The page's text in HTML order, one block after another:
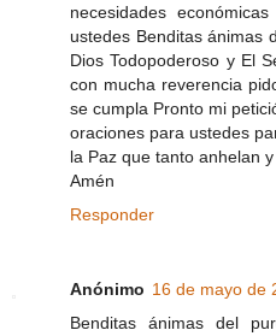
necesidades
ustedes Benditas ánimas
Dios Todopoderoso y El
con mucha reverencia
se cumpla Pronto mi
oraciones para ustedes
la Paz que tanto anhelan y
Amén
Responder
Anónimo 16 de mayo de
Benditas ánimas del